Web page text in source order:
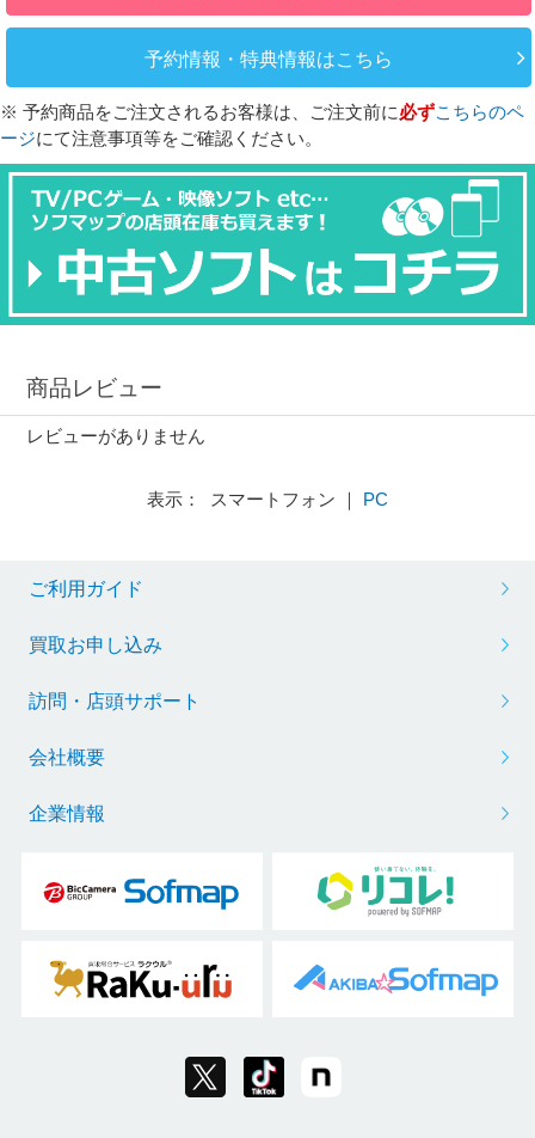
予約情報・特典情報はこちら
※ 予約商品をご注文されるお客様は、ご注文前に必ずこちらのペ
ージにて注意事項等をご確認ください。
商品レビュー
レビューがありません
表示： スマートフォン ｜ PC
ご利用ガイド
買取お申し込み
訪問・店頭サポート
会社概要
企業情報